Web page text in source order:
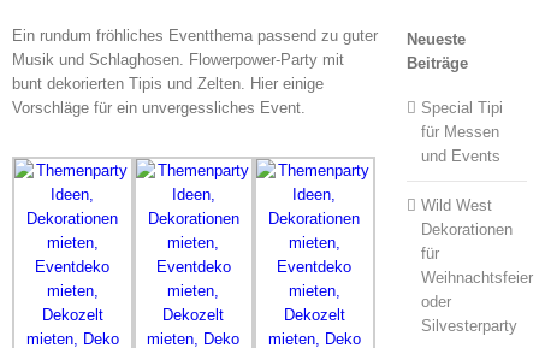
Ein rundum fröhliches Eventthema passend zu guter
Musik und Schlaghosen. Flowerpower-Party mit
bunt dekorierten Tipis und Zelten. Hier einige
Vorschläge für ein unvergessliches Event.
Neueste
Beiträge
Special Tipi
für Messen
und Events
Wild West
Dekorationen
für
Weihnachtsfeier
oder
Silvesterparty